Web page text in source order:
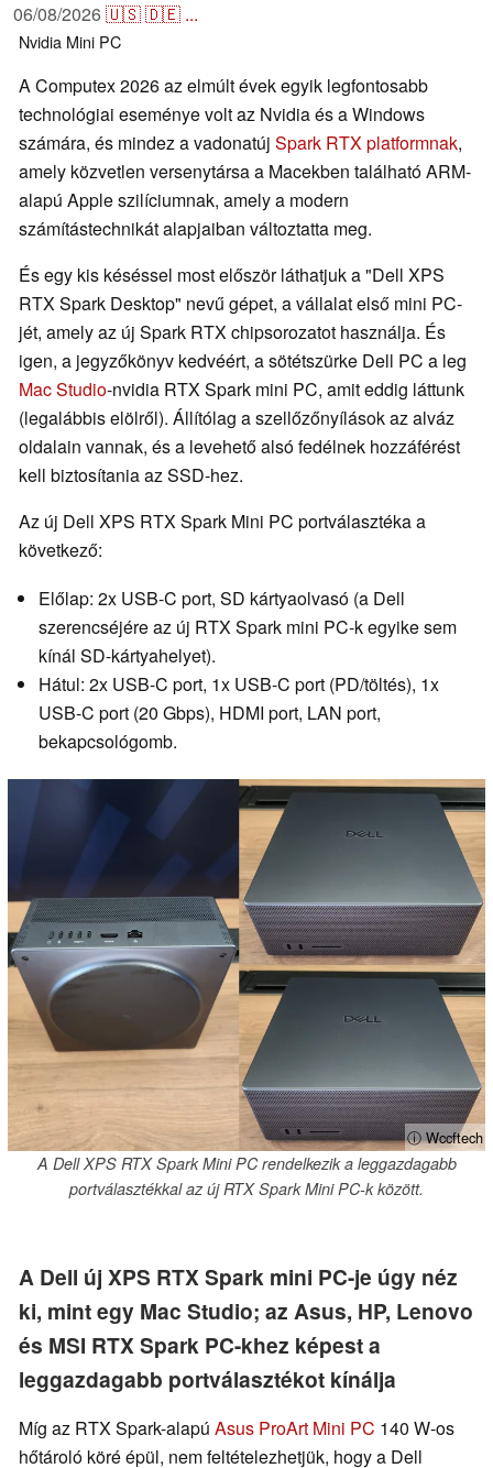
06/08/2026🇺🇸🇩🇪 ...
Nvidia Mini PC
A Computex 2026 az elmúlt évek egyik legfontosabb
technológiai eseménye volt az Nvidia és a Windows
számára, és mindez a vadonatúj Spark RTX platformnak,
amely közvetlen versenytársa a Macekben található ARM-
alapú Apple szilíciumnak, amely a modern
számítástechnikát alapjaiban változtatta meg.
És egy kis késéssel most először láthatjuk a "Dell XPS
RTX Spark Desktop" nevű gépet, a vállalat első mini PC-
jét, amely az új Spark RTX chipsorozatot használja. És
igen, a jegyzőkönyv kedvéért, a sötétszürke Dell PC a leg
Mac Studio-nvidia RTX Spark mini PC, amit eddig láttunk
(legalábbis elölről). Állítólag a szellőzőnyílások az alváz
oldalain vannak, és a levehető alsó fedélnek hozzáférést
kell biztosítania az SSD-hez.
Az új Dell XPS RTX Spark Mini PC portválasztéka a
következő:
Előlap: 2x USB-C port, SD kártyaolvasó (a Dell
szerencséjére az új RTX Spark mini PC-k egyike sem
kínál SD-kártyahelyet).
Hátul: 2x USB-C port, 1x USB-C port (PD/töltés), 1x
USB-C port (20 Gbps), HDMI port, LAN port,
bekapcsológomb.
ⓘ Wccftech
A Dell XPS RTX Spark Mini PC rendelkezik a leggazdagabb
portválasztékkal az új RTX Spark Mini PC-k között.
A Dell új XPS RTX Spark mini PC-je úgy néz
ki, mint egy Mac Studio; az Asus, HP, Lenovo
és MSI RTX Spark PC-khez képest a
leggazdagabb portválasztékot kínálja
Míg az RTX Spark-alapú Asus ProArt Mini PC 140 W-os
hőtároló köré épül, nem feltételezhetjük, hogy a Dell